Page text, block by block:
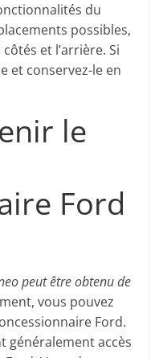
du
possibles,
et l’arrière. Si
et conservez-le en
le
Ford
peut être obtenu de
vous pouvez
Ford.
généralement accès